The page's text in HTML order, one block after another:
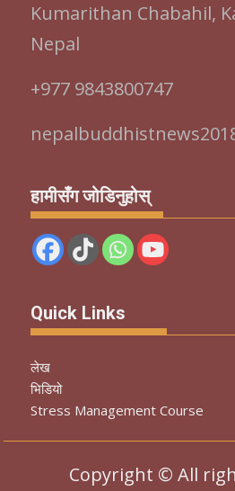
Kumarithan Chabahil,
Nepal
+977 9843800747
हामीसँग जोडिनुहोस्
Quick Links
लेख
भिडियो
Stress Management Course
Copyright © All